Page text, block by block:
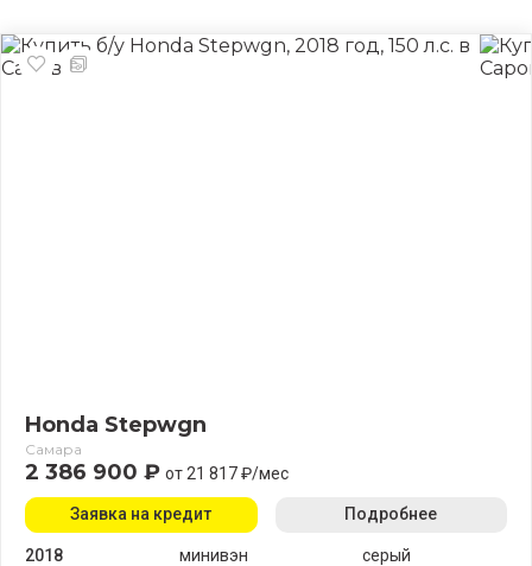
Honda Stepwgn
Самара
2 386 900 ₽ от 21 817 ₽/мес
2018
минивэн
серый
Заявка на кредит Подробнее